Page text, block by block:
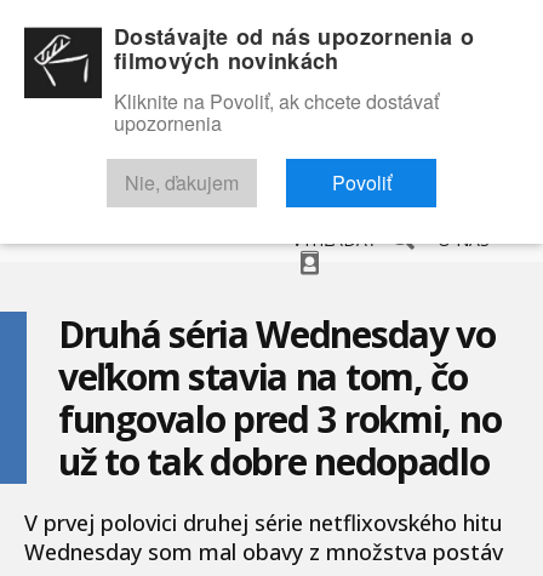
RECENZIE TRAILERY FILMOVÁ DATABÁZA
VYHĽADAŤ O NÁS
Druhá séria Wednesday vo
veľkom stavia na tom, čo
fungovalo pred 3 rokmi, no
už to tak dobre nedopadlo
V prvej polovici druhej série netflixovského hitu
Wednesday som mal obavy z množstva postáv
Dostávajte od nás upozornenia o
filmových novinkách
Kliknite na Povoliť, ak chcete dostávať
upozornenia
Nie, ďakujem Povoliť